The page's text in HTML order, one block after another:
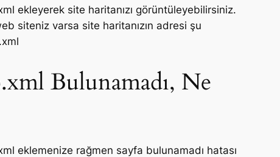
ekleyerek site haritanızı görüntüleyebilirsiniz.
siteniz varsa site haritanızın adresi şu
Bulunamadı, Ne
eklemenize rağmen sayfa bulunamadı hatası